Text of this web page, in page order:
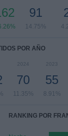
91
14.75%
POR AÑO
2024
70
11.35%
2023
55
8.91%
RANKING POR